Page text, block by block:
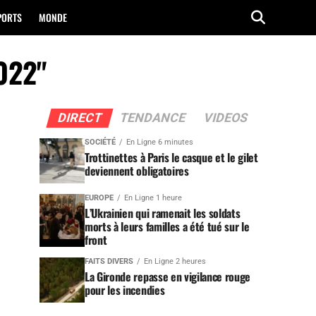
MONDE
DIRECT TENDANCE VIDEOS
SOCIÉTÉ En Ligne 6 minutes
Trottinettes à Paris le casque et le gilet
deviennent obligatoires
EUROPE En Ligne 1 heure
L’Ukrainien qui ramenait les soldats
morts à leurs familles a été tué sur le
front
FAITS DIVERS En Ligne 2 heures
La Gironde repasse en vigilance rouge
pour les incendies